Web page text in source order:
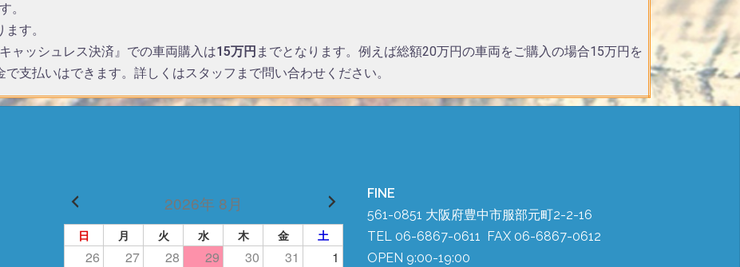
。
す。
ャッシュレス決済』での車両購入は15万円 までとなります。例えば総額20万円の車両をご購入の場合15万円を
支払いはできます。詳しくはスタッフまで問い合わせください。
2026年 8月
日 月 火 水 木 金 土
26 27 28 29 30 31 1
FINE
561-0851 大阪府豊中市服部元町2-2-16
TEL 06-6867-0611 FAX 06-6867-0612
OPEN 9:00-19:00